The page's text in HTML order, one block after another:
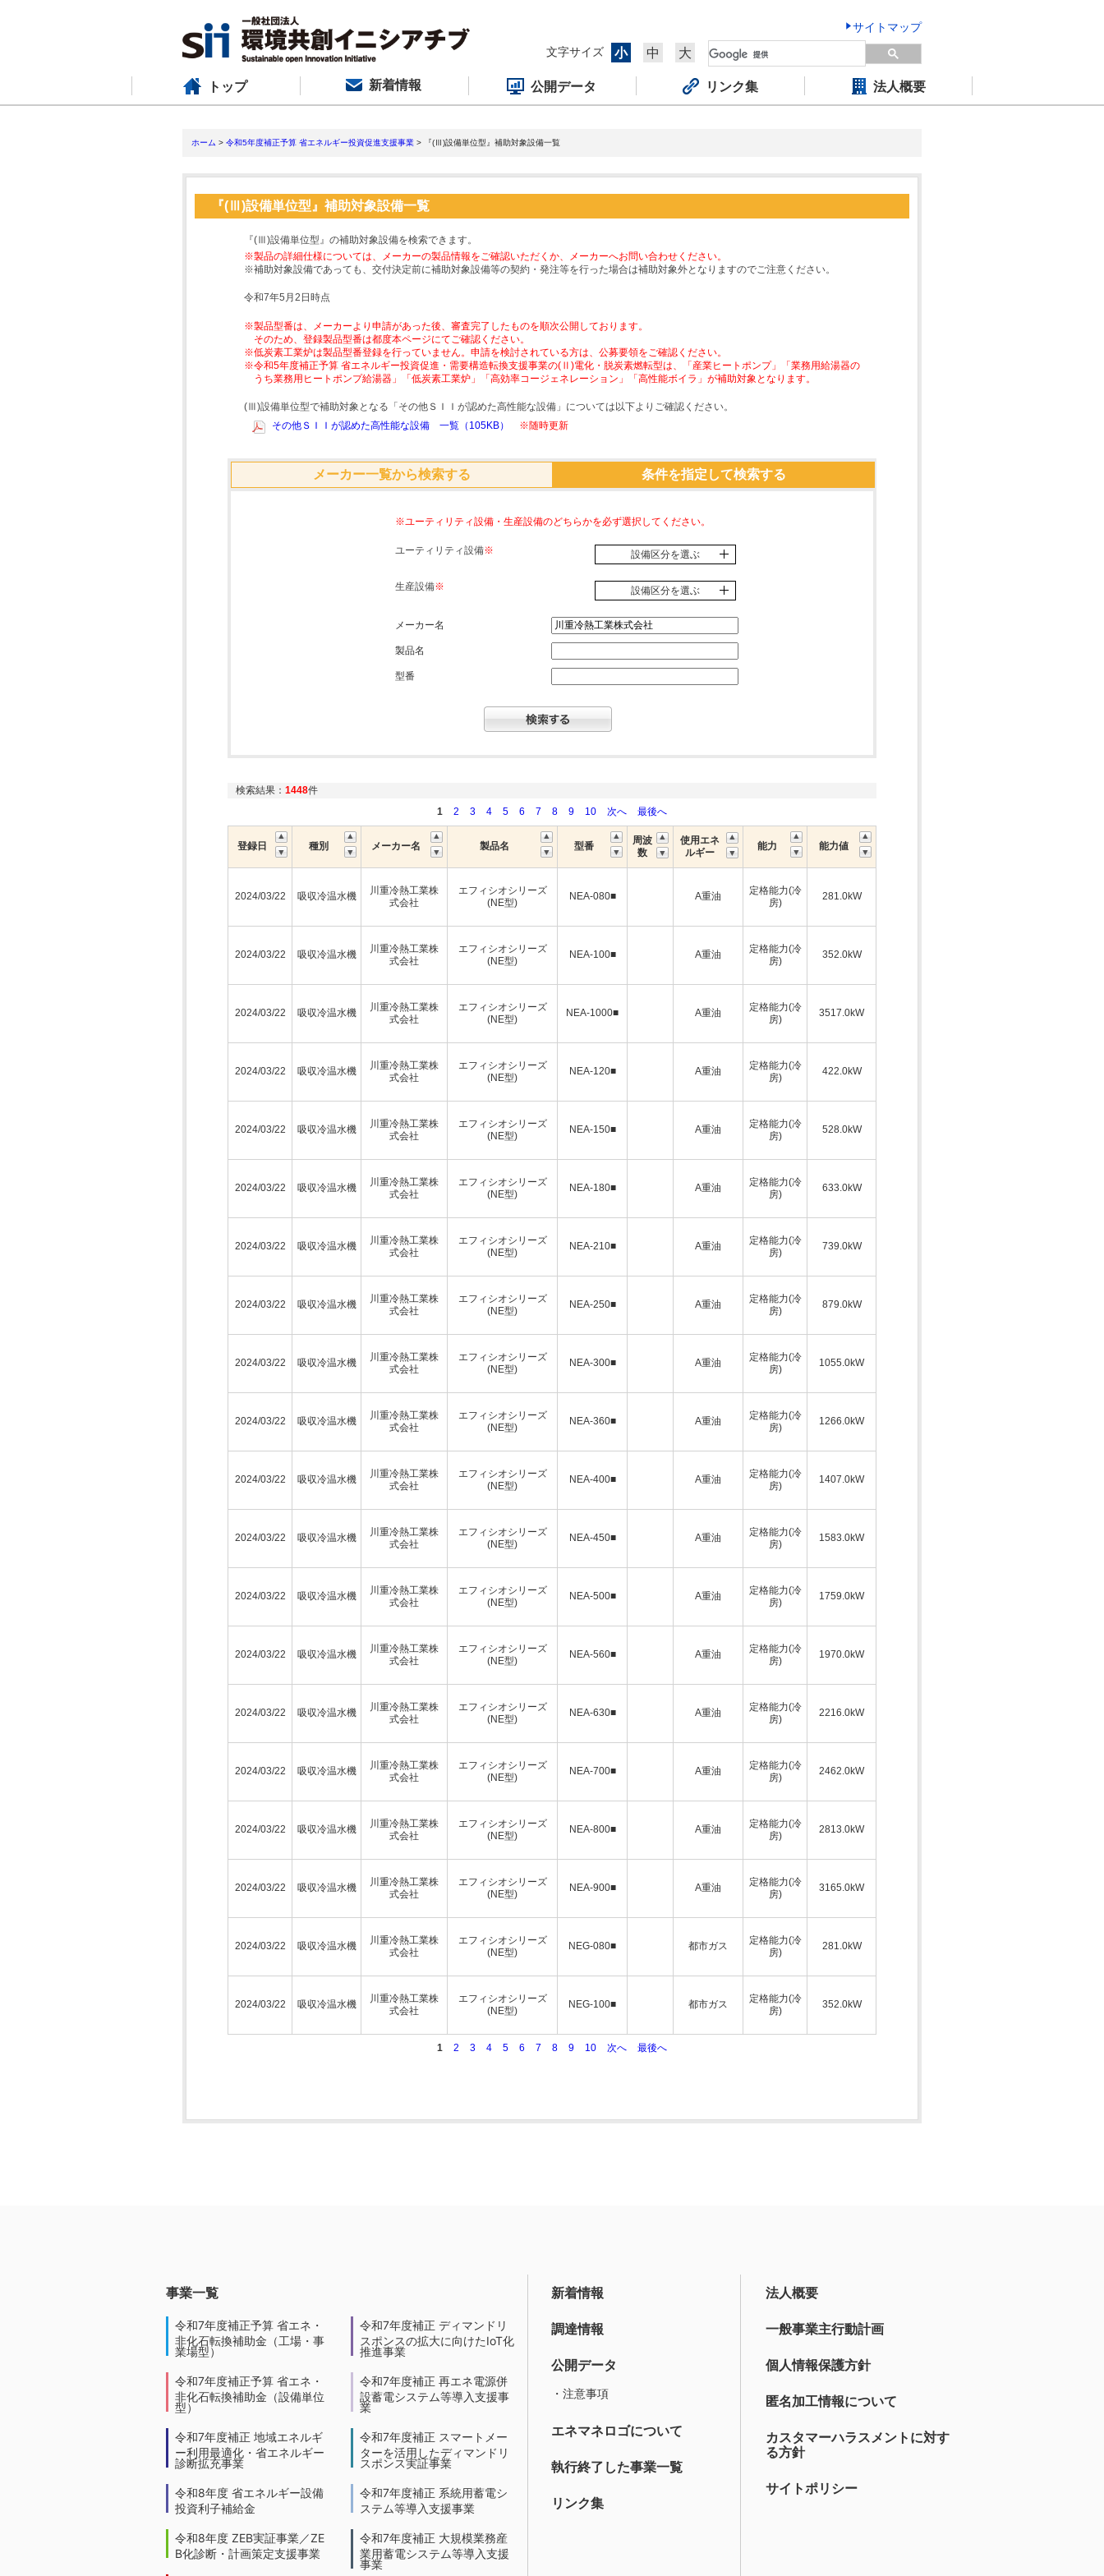
サイトマップ
文字サイズ
小 中 大
トップ 新着情報 公開データ リンク集 法人概要
ホーム > 令和5年度補正予算 省エネルギー投資促進支援事業 > 『(Ⅲ)設備単位型』補助対象設備一覧
『(Ⅲ)設備単位型』補助対象設備一覧
『(Ⅲ)設備単位型』の補助対象設備を検索できます。
※製品の詳細仕様については、メーカーの製品情報をご確認いただくか、メーカーへお問い合わせください。
※補助対象設備であっても、交付決定前に補助対象設備等の契約・発注等を行った場合は補助対象外となりますのでご注意ください。
令和7年5月2日時点
※製品型番は、メーカーより申請があった後、審査完了したものを順次公開しております。
そのため、登録製品型番は都度本ページにてご確認ください。
※低炭素工業炉は製品型番登録を行っていません。申請を検討されている方は、公募要領をご確認ください。
※令和5年度補正予算 省エネルギー投資促進・需要構造転換支援事業の(Ⅱ)電化・脱炭素燃転型は、「産業ヒートポンプ」「業務用給湯器の
うち業務用ヒートポンプ給湯器」「低炭素工業炉」「高効率コージェネレーション」「高性能ボイラ」が補助対象となります。
(Ⅲ)設備単位型で補助対象となる「その他ＳＩＩが認めた高性能な設備」については以下よりご確認ください。
その他ＳＩＩが認めた高性能な設備 一覧（105KB）
※随時更新
メーカー一覧から検索する 条件を指定して検索する
※ユーティリティ設備・生産設備のどちらかを必ず選択してください。
ユーティリティ設備※ 設備区分を選ぶ
生産設備※ 設備区分を選ぶ
メーカー名
製品名
型番
検索結果： 1448件
1
2 3 4 5 6 7 8 9 10 次へ 最後へ
登録日 種別 メーカー名 製品名 型番
周波
数
使用エネ
ルギー
能力 能力値
2024/03/22 吸収冷温水機
川重冷熱工業株
式会社
エフィシオシリーズ
(NE型)
NEA-080■ A重油
定格能力(冷
房)
281.0kW
2024/03/22 吸収冷温水機
川重冷熱工業株
式会社
エフィシオシリーズ
(NE型)
NEA-100■ A重油
定格能力(冷
房)
352.0kW
2024/03/22 吸収冷温水機
川重冷熱工業株
式会社
エフィシオシリーズ
(NE型)
NEA-1000■ A重油
定格能力(冷
房)
3517.0kW
2024/03/22 吸収冷温水機
川重冷熱工業株
式会社
エフィシオシリーズ
(NE型)
NEA-120■ A重油
定格能力(冷
房)
422.0kW
2024/03/22 吸収冷温水機
川重冷熱工業株
式会社
エフィシオシリーズ
(NE型)
NEA-150■ A重油
定格能力(冷
房)
528.0kW
2024/03/22 吸収冷温水機
川重冷熱工業株
式会社
エフィシオシリーズ
(NE型)
NEA-180■ A重油
定格能力(冷
房)
633.0kW
2024/03/22 吸収冷温水機
川重冷熱工業株
式会社
エフィシオシリーズ
(NE型)
NEA-210■ A重油
定格能力(冷
房)
739.0kW
2024/03/22 吸収冷温水機
川重冷熱工業株
式会社
エフィシオシリーズ
(NE型)
NEA-250■ A重油
定格能力(冷
房)
879.0kW
2024/03/22 吸収冷温水機
川重冷熱工業株
式会社
エフィシオシリーズ
(NE型)
NEA-300■ A重油
定格能力(冷
房)
1055.0kW
2024/03/22 吸収冷温水機
川重冷熱工業株
式会社
エフィシオシリーズ
(NE型)
NEA-360■ A重油
定格能力(冷
房)
1266.0kW
2024/03/22 吸収冷温水機
川重冷熱工業株
式会社
エフィシオシリーズ
(NE型)
NEA-400■ A重油
定格能力(冷
房)
1407.0kW
2024/03/22 吸収冷温水機
川重冷熱工業株
式会社
エフィシオシリーズ
(NE型)
NEA-450■ A重油
定格能力(冷
房)
1583.0kW
2024/03/22 吸収冷温水機
川重冷熱工業株
式会社
エフィシオシリーズ
(NE型)
NEA-500■ A重油
定格能力(冷
房)
1759.0kW
2024/03/22 吸収冷温水機
川重冷熱工業株
式会社
エフィシオシリーズ
(NE型)
NEA-560■ A重油
定格能力(冷
房)
1970.0kW
2024/03/22 吸収冷温水機
川重冷熱工業株
式会社
エフィシオシリーズ
(NE型)
NEA-630■ A重油
定格能力(冷
房)
2216.0kW
2024/03/22 吸収冷温水機
川重冷熱工業株
式会社
エフィシオシリーズ
(NE型)
NEA-700■ A重油
定格能力(冷
房)
2462.0kW
2024/03/22 吸収冷温水機
川重冷熱工業株
式会社
エフィシオシリーズ
(NE型)
NEA-800■ A重油
定格能力(冷
房)
2813.0kW
2024/03/22 吸収冷温水機
川重冷熱工業株
式会社
エフィシオシリーズ
(NE型)
NEA-900■ A重油
定格能力(冷
房)
3165.0kW
2024/03/22 吸収冷温水機
川重冷熱工業株
式会社
エフィシオシリーズ
(NE型)
NEG-080■ 都市ガス
定格能力(冷
房)
281.0kW
2024/03/22 吸収冷温水機
川重冷熱工業株
式会社
エフィシオシリーズ
(NE型)
NEG-100■ 都市ガス
定格能力(冷
房)
352.0kW
1 2 3 4 5 6 7 8 9 10 次へ 最後へ
事業一覧
令和7年度補正予算 省エネ・
非化石転換補助金（工場・事
業場型）
令和7年度補正予算 省エネ・
非化石転換補助金（設備単位
型）
令和7年度補正 地域エネルギ
ー利用最適化・省エネルギー
診断拡充事業
令和8年度 省エネルギー設備
投資利子補給金
令和8年度 ZEB実証事業／ZE
B化診断・計画策定支援事業
令和7年度補正 ディマンドリ
スポンスの拡大に向けたIoT化
推進事業
令和7年度補正 再エネ電源併
設蓄電システム等導入支援事
業
令和7年度補正 スマートメー
ターを活用したディマンドリ
スポンス実証事業
令和7年度補正 系統用蓄電シ
ステム等導入支援事業
令和7年度補正 大規模業務産
業用蓄電システム等導入支援
事業
新着情報
調達情報
公開データ
・注意事項
エネマネロゴについて
執行終了した事業一覧
リンク集
法人概要
一般事業主行動計画
個人情報保護方針
匿名加工情報について
カスタマーハラスメントに対す
る方針
サイトポリシー